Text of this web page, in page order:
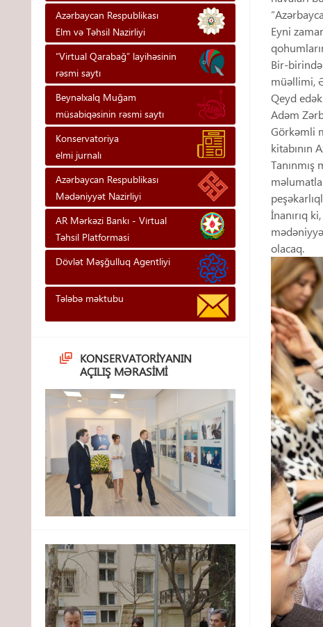
Eyni
Bir-
müəllimi,
Qeyd
Adəm
Görkəmli
kitabının
İnanırıq
olacaq.
Azərbaycan Respublikası
Elm və Təhsil Nazirliyi
“Virtual Qarabağ” layihəsinin
rəsmi saytı
Beynəlxalq Muğam
müsabiqəsinin rəsmi saytı
Konservatoriya
elmi jurnalı
Azərbaycan Respublikası
Mədəniyyət Nazirliyi
AR Mərkəzi Bankı - Vi̇rtual
Təhsi̇l Platformasi
Dövlət Məşğulluq Agentliyi
Tələbə məktubu
KONSERVATORIYANIN
AÇILIŞ MƏRASIMI